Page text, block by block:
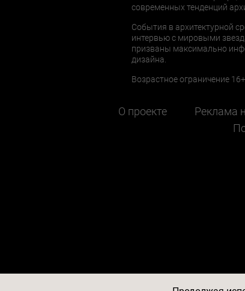
современных тенденций
События в архитектурной
интервью с мировыми
призваны максимально
дизайна.
Возрастное ограничение 16+
О проекте Реклама